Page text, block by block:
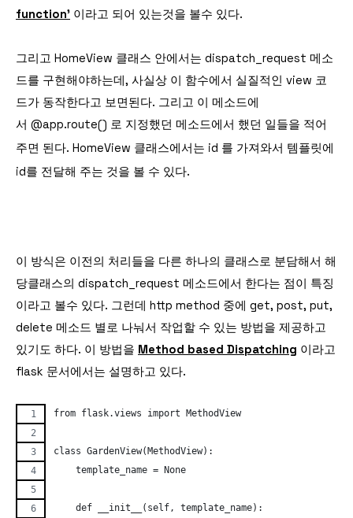
function’ 이라고 되어 있는것을 볼수 있다.
그리고 HomeView 클래스 안에서는 dispatch_request 메소
드를 구현해야하는데, 사실상 이 함수에서 실질적인 view 코
드가 동작한다고 보면된다. 그리고 이 메소드에
서 @app.route() 로 지정했던 메소드에서 했던 일들을 적어
주면 된다. HomeView 클래스에서는 id 를 가져와서 템플릿에
id를 전달해 주는 것을 볼 수 있다.
이 방식은 이전의 처리들을 다른 하나의 클래스로 분담해서 해
당클래스의 dispatch_request 메소드에서 한다는 점이 특징
이라고 볼수 있다. 그런데 http method 중에 get, post, put,
delete 메소드 별로 나눠서 작업할 수 있는 방법을 제공하고
있기도 하다. 이 방법을 Method based Dispatching 이라고
flask 문서에서는 설명하고 있다.
from flask.views import MethodView
class GardenView(MethodView):
    template_name = None
    def __init__(self, template_name):